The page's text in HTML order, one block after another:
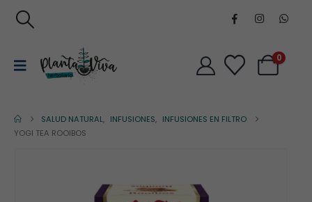
0
SALUD NATURAL, INFUSIONES, INFUSIONES EN FILTRO
YOGI TEA ROOIBOS